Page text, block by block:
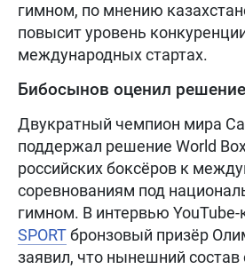
гимном, по мнению
повысит уровень
международных стартах.
Бибосынов оценил
Двукратный чемпион мира
поддержал решение World
российских боксёров к
соревнованиям под
гимном. В интервью YouTube-
SPORTбронзовый призёр
заявил, что нынешний состав